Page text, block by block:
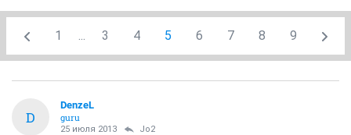
1 ... 3 4 5 6 7 8 9
D
DenzeL
guru
25 июля 2013 Jo2